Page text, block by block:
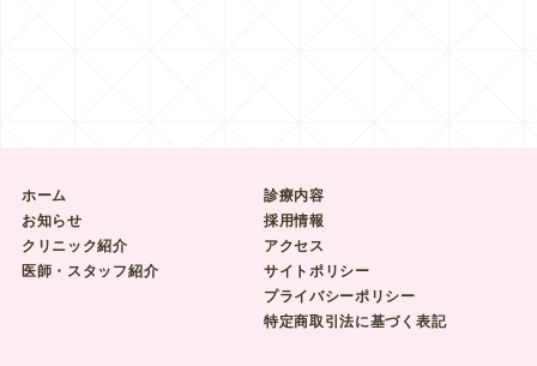
ホーム
お知らせ
クリニック紹介
医師・スタッフ紹介
診療内容
採用情報
アクセス
サイトポリシー
プライバシーポリシー
特定商取引法に基づく表記